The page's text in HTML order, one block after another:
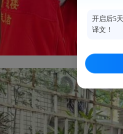
开启后5
译文！